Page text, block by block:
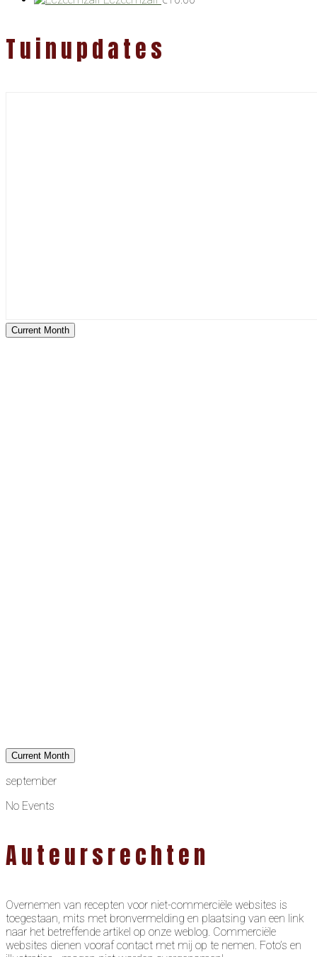
Tuinupdates
Current Month
Current Month
september
No Events
Auteursrechten
Overnemen van recepten voor niet-commerciële websites is
toegestaan, mits met bronvermelding en plaatsing van een link
naar het betreffende artikel op onze weblog. Commerciële
websites dienen vooraf contact met mij op te nemen. Foto’s en